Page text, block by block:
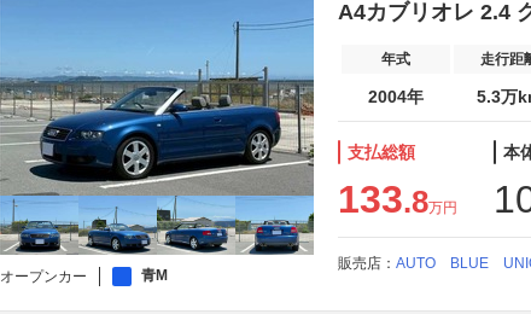
オープンカー 青M
A4カブリオレ 2.4
年式 走行距
2004年 5.3万
支払総額
133.8万円
本
販売店： AUTO BLUE